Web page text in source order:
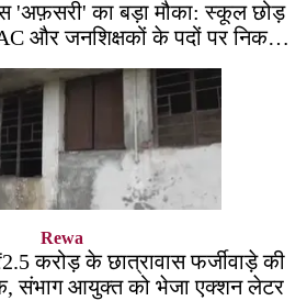
'अफ़सरी' का बड़ा मौका: स्कूल छोड़
और जनशिक्षकों के पदों पर निकली
भर्ती!
Rewa
करोड़ के छात्रावास फर्जीवाड़े की
संभाग आयुक्त को भेजा एक्शन लेटर